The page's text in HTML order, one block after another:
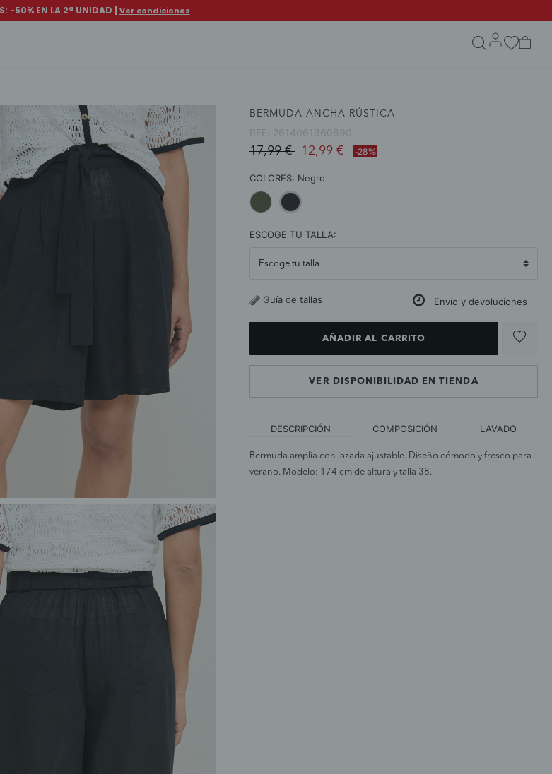
BERMUDA ANCHA RÚSTICA
REF: 2614061360890
Price reduced from
17,99 €to12,99 € -28%
COLORES: Negro
ESCOGE TU TALLA:
Guía de tallas Envío y devoluciones
AÑADIR AL CARRITO
VER DISPONIBILIDAD EN TIENDA
DESCRIPCIÓN COMPOSICIÓN LAVADO
Bermuda amplia con lazada ajustable. Diseño cómodo y fresco para
verano. Modelo: 174 cm de altura y talla 38.